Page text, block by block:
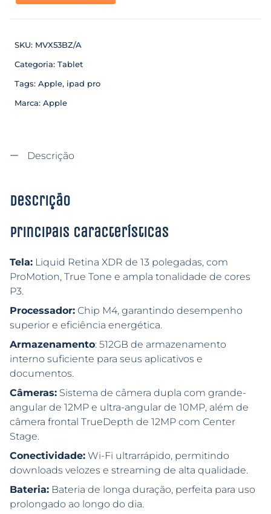
SKU: MVX53BZ/A
Categoria: Tablet
Tags: Apple, ipad pro
Marca: Apple
Descrição
Descrição
Principais características
Tela: Liquid Retina XDR de 13 polegadas, com
ProMotion, True Tone e ampla tonalidade de cores
P3.
Processador: Chip M4, garantindo desempenho
superior e eficiência energética.
Armazenamento: 512GB de armazenamento
interno suficiente para seus aplicativos e
documentos.
Câmeras: Sistema de câmera dupla com grande-
angular de 12MP e ultra-angular de 10MP, além de
câmera frontal TrueDepth de 12MP com Center
Stage.
Conectividade: Wi-Fi ultrarrápido, permitindo
downloads velozes e streaming de alta qualidade.
Bateria: Bateria de longa duração, perfeita para uso
prolongado ao longo do dia.